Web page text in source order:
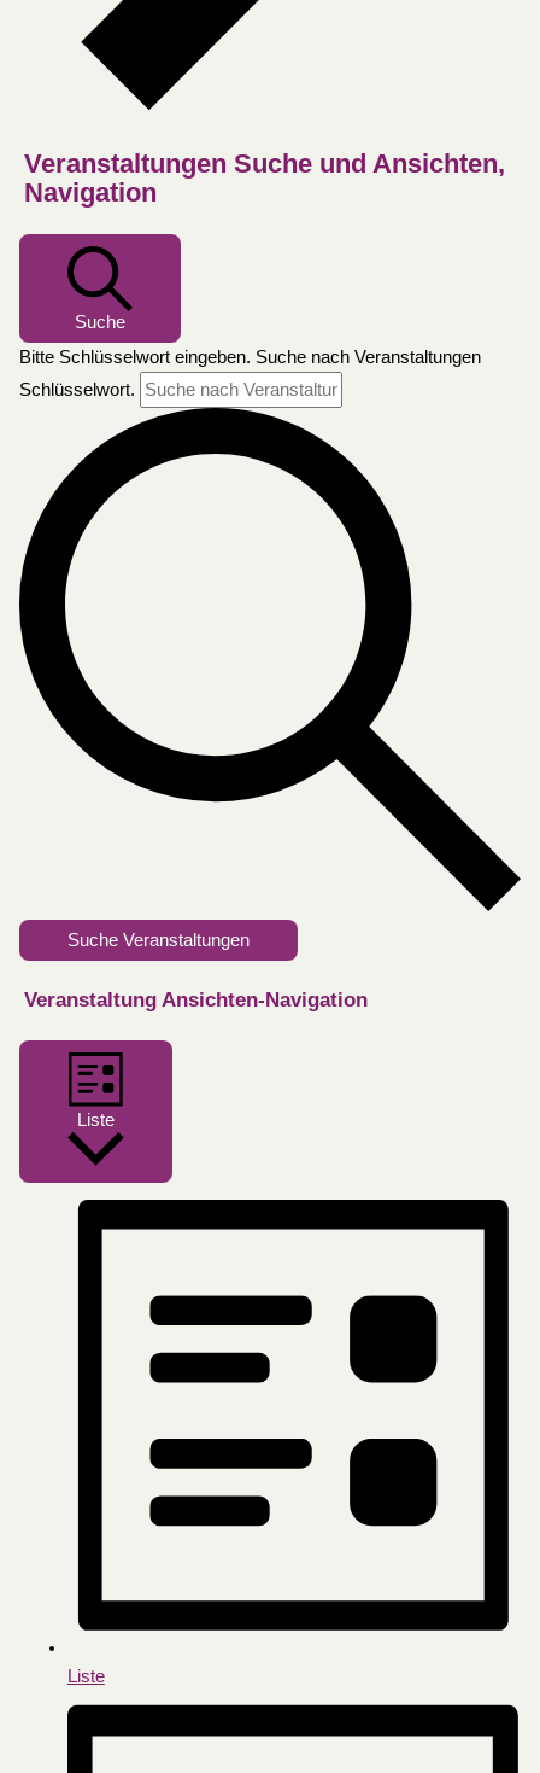
Veranstaltungen Suche und Ansichten,
Navigation
Suche
Bitte Schlüsselwort eingeben. Suche nach Veranstaltungen
Schlüsselwort.
Suche Veranstaltungen
Veranstaltung Ansichten-Navigation
Liste
Liste